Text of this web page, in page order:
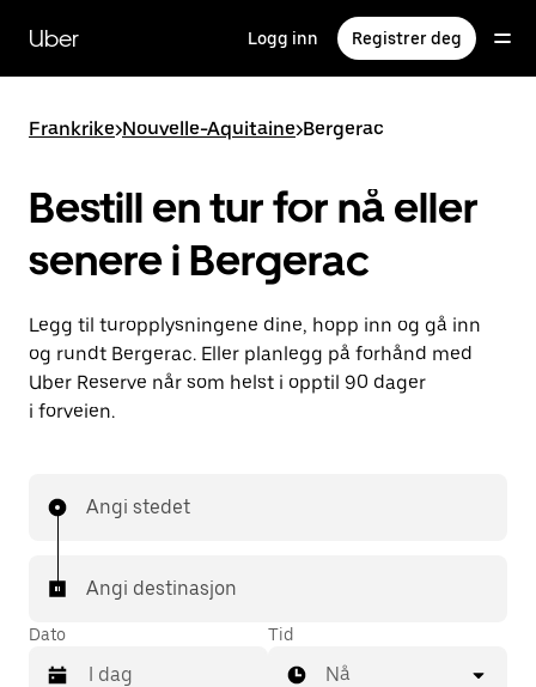
hovedinnholdet
Uber Logg inn Registrer deg
Frankrike>Nouvelle-Aquitaine>Bergerac
Bestill en tur for nå eller
senere i Bergerac
Legg til turopplysningene dine, hopp inn og gå inn
og rundt Bergerac. Eller planlegg på forhånd med
Uber Reserve når som helst i opptil 90 dager
i forveien.
Angi stedet
Angi destinasjon
Dato Tid
Nå